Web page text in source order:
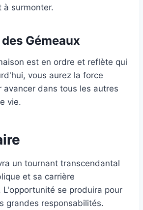
à surmonter.
Gémeaux
est en ordre et reflète qui
vous aurez la force
avancer dans tous les autres
vie.
un tournant transcendantal
et sa carrière
L'opportunité se produira pour
grandes responsabilités.